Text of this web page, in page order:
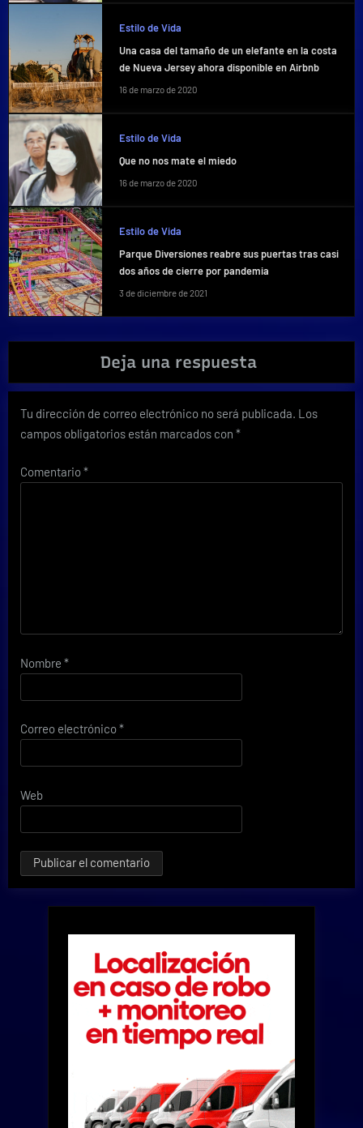
Estilo de Vida
Una casa del tamaño de un elefante en la costa
de Nueva Jersey ahora disponible en Airbnb
16 de marzo de 2020
Estilo de Vida
Que no nos mate el miedo
16 de marzo de 2020
Estilo de Vida
Parque Diversiones reabre sus puertas tras casi
dos años de cierre por pandemia
3 de diciembre de 2021
Deja una respuesta
Tu dirección de correo electrónico no será publicada. Los
campos obligatorios están marcados con *
Comentario*
Nombre *
Correo electrónico*
Web